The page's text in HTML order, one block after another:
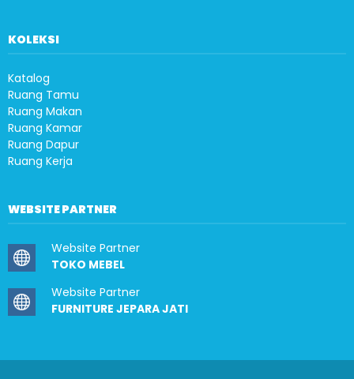
KOLEKSI
Katalog
Ruang Tamu
Ruang Makan
Ruang Kamar
Ruang Dapur
Ruang Kerja
WEBSITE PARTNER
Website Partner
TOKO MEBEL
Website Partner
FURNITURE JEPARA JATI